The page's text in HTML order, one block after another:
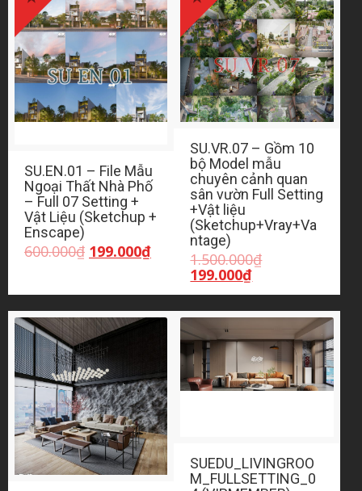
SU.EN.01 – File Mẫu
Ngoại Thất Nhà Phố
– Full 07 Setting +
Vật Liệu (Sketchup +
Enscape)
600.000₫ Giá
600.000₫.
199.000₫Giá
là:
199.000₫.
SU.VR.07 – Gồm 10
bộ Model mẫu
chuyên cảnh quan
sân vườn Full Setting
+Vật liệu
(Sketchup+Vray+Va
ntage)
1.500.000₫Giá
199.000₫Giá
là:
199.000₫.
SUEDU_LIVINGROO
M_FULLSETTING_0